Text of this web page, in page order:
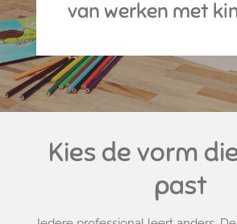
van werken met
Kies de vorm
past